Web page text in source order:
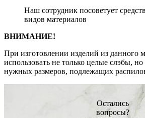
Наш сотрудник посоветует
видов материалов
ВНИМАНИЕ!
При изготовлении изделий из данного
использовать не только целые слэбы,
нужных размеров, подлежащих
Остались
вопросы?